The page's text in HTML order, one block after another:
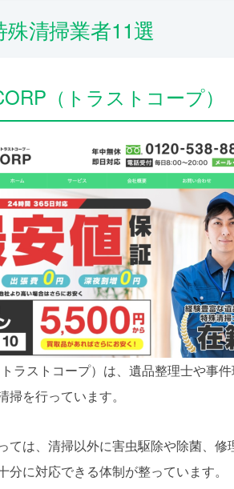
殊清掃業者11選
（トラストコープ）
ラストコープ）は、遺品整理士や事
掃を行っています。
ては、清掃以外に害虫駆除や除菌、
分に対応できる体制が整っています。